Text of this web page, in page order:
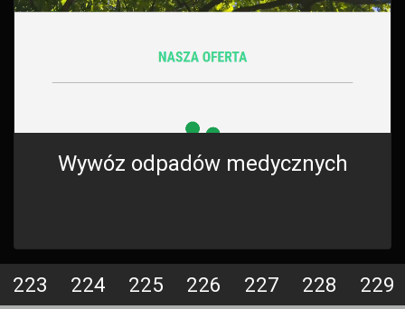
Wywóz odpadów medycznych
223 224 225 226 227 228 229